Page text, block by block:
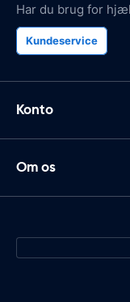
Har du brug for
Kundeservice
Konto
Om os